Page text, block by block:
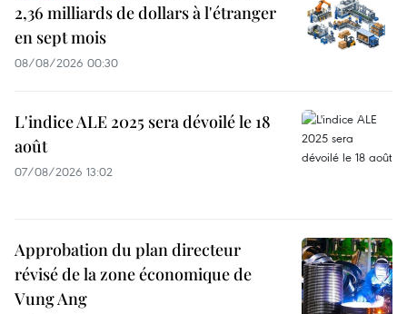
2,36 milliards de dollars à l'étranger
en sept mois
08/08/2026 00:30
L'indice ALE 2025 sera dévoilé le 18
août
07/08/2026 13:02
Approbation du plan directeur
révisé de la zone économique de
Vung Ang